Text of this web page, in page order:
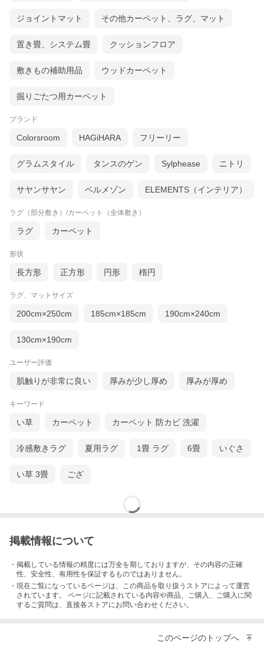
ジョイントマット その他カーペット、ラグ、マット
置き畳、システム畳 クッションフロア
敷きもの補助用品 ウッドカーペット
掘りごたつ用カーペット
ブランド
Colorsroom HAGiHARA フリーリー
グラムスタイル タンスのゲン Sylphease ニトリ
サヤンサヤン ベルメゾン ELEMENTS（インテリア）
ラグ（部分敷き）/カーペット（全体敷き）
ラグ カーペット
形状
長方形 正方形 円形 楕円
ラグ、マットサイズ
200cm×250cm 185cm×185cm 190cm×240cm
130cm×190cm
ユーザー評価
肌触りが非常に良い 厚みが少し厚め 厚みが厚め
キーワード
い草 カーペット カーペット 防カビ 洗濯
冷感敷きラグ 夏用ラグ 1畳 ラグ 6畳 いぐさ
い草 3畳 ござ
掲載情報について
・掲載している情報の精度には万全を期しておりますが、その内容の正確
性、安全性、有用性を保証するものではありません。
・現在ご覧になっているページは、この商品を取り扱うストアによって運営
されています。 ページに記載されている内容や商品、ご購入 、ご購入に関
するご質問は、直接各ストアにお問い合わせください。
このページのトップへ